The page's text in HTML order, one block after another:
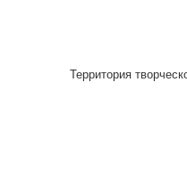
Территория